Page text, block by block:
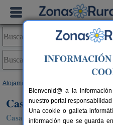
Alojamientos
Casa Guillermo
Casa Rural en Santiago de
Bienvenid@ a la
nuestro portal responsabilidad
Una cookie o galleta
información que se guarda